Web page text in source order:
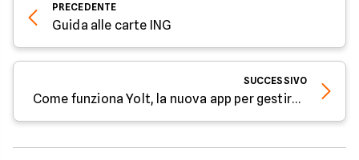
PRECEDENTE
Guida alle carte ING
SUCCESSIVO
Come funziona Yolt, la nuova app per gestire conti e utenze